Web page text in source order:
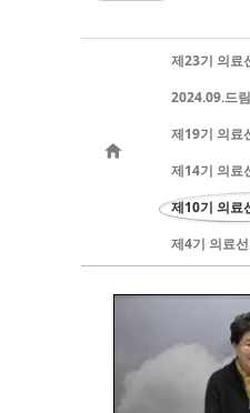
제23기 의료
2024.09.드
제19기 의료
제14기 의료
제10기 의료
제4기 의료